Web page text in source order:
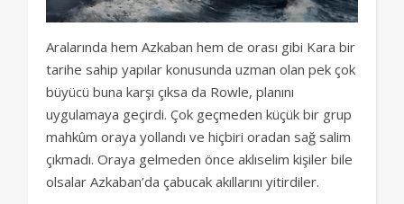
Aralarında hem Azkaban hem de orası gibi Kara bir
tarihe sahip yapılar konusunda uzman olan pek çok
büyücü buna karşı çıksa da Rowle, planını
uygulamaya geçirdi. Çok geçmeden küçük bir grup
mahkûm oraya yollandı ve hiçbiri oradan sağ salim
çıkmadı. Oraya gelmeden önce aklıselim kişiler bile
olsalar Azkaban’da çabucak akıllarını yitirdiler.